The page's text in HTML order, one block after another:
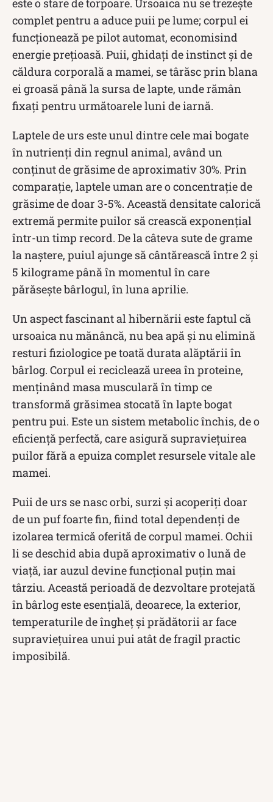
complet pentru a aduce puii pe lume; corpul ei
funcționează pe pilot automat, economisind
energie prețioasă. Puii, ghidați de instinct și de
căldura corporală a mamei, se târăsc prin blana
ei groasă până la sursa de lapte, unde rămân
fixați pentru următoarele luni de iarnă.
Laptele de urs este unul dintre cele mai bogate
în nutrienți din regnul animal, având un
conținut de grăsime de aproximativ 30%. Prin
comparație, laptele uman are o concentrație de
grăsime de doar 3-5%. Această densitate calorică
extremă permite puilor să crească exponențial
într-un timp record. De la câteva sute de grame
la naștere, puiul ajunge să cântărească între 2 și
5 kilograme până în momentul în care
părăsește bârlogul, în luna aprilie.
Un aspect fascinant al hibernării este faptul că
ursoaica nu mănâncă, nu bea apă și nu elimină
resturi fiziologice pe toată durata alăptării în
bârlog. Corpul ei reciclează ureea în proteine,
menținând masa musculară în timp ce
transformă grăsimea stocată în lapte bogat
pentru pui. Este un sistem metabolic închis, de o
eficiență perfectă, care asigură supraviețuirea
puilor fără a epuiza complet resursele vitale ale
mamei.
Puii de urs se nasc orbi, surzi și acoperiți doar
de un puf foarte fin, fiind total dependenți de
izolarea termică oferită de corpul mamei. Ochii
li se deschid abia după aproximativ o lună de
viață, iar auzul devine funcțional puțin mai
târziu. Această perioadă de dezvoltare protejată
în bârlog este esențială, deoarece, la exterior,
temperaturile de îngheț și prădătorii ar face
supraviețuirea unui pui atât de fragil practic
imposibilă.